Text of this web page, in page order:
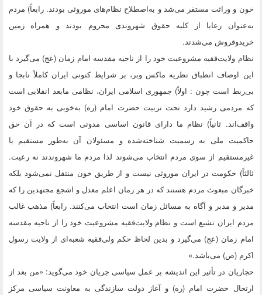
خون و وراثت مستقر می‌شد و به‌اصطلاح نظام‌های موروثی بودند. رابعاً) مردم
به‌عنوان رعایا از کلیه حقوق شهروندی محروم بودند و همراه زمین
خریدوفروش می‌شدند.
نظام ولایت‌فقیه مشروعیت خود را از ناحیه مقدسه امام زمان (عج) می‌گیرد با
این اوصاف انطباق نظریه ماکس وبر، بر شرایط کنونی ایران کاملاً نابجا و
بی‌ربط است چون : اولاً) جمهوری اسلامی ایران، نظامی مابعد انقلابی است
که مردمی رشید دارد تحت تربیت حضرت امام (ره) به‌خوبی به حقوق خود
واقف‌اند. ثانیاً) نظام ما دارای قانون اساسی مدونی است که در آن حق
حاکمیت ملی به رسمیت شناخته‌شده و مسئولان آن به‌طور مستقیم یا
غیرمستقیم از سوی مردم انتخاب می‌شوند لذا مردم ما شهروندند نه رعیت.
ثالثاً) حکومت در ایران موروثی نیست و از طریق خون منتقل نمی‌شود بلکه
خبرگان مبعوث مردم هستند که در هر زمان اعلم معدل و اشجع مجتهدین را که
مدیر و مدبر و آگاه به مسائل زمان است انتخاب می‌کنند. رابعاً) مذهب غالب
مردم ایران تشیع است و نظام ولایت‌فقیه مشروعیت خود را از ناحیه مقدسه
امام زمان (عج) می‌گیرد و بدین لحاظ حکم ولی‌فقیه شعبه‌ای از ولایت رسول
اکرم (ص) می‌باشد.»
حجاریان در تأثیر این اندیشه بر عمل سیاسی جریان خود می‌گوید: «من بعد از
ارتحال حضرت امام (ره) و آغاز دولت سازندگی به معاونت سیاسی مرکز